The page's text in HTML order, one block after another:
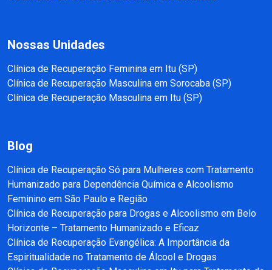
Nossas Unidades
Clínica de Recuperação Feminina em Itu (SP)
Clínica de Recuperação Masculina em Sorocaba (SP)
Clínica de Recuperação Masculina em Itu (SP)
Blog
Clínica de Recuperação Só para Mulheres com Tratamento
Humanizado para Dependência Química e Alcoolismo
Feminino em São Paulo e Região
Clínica de Recuperação para Drogas e Alcoolismo em Belo
Horizonte – Tratamento Humanizado e Eficaz
Clínica de Recuperação Evangélica: A Importância da
Espiritualidade no Tratamento de Álcool e Drogas